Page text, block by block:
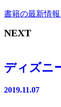
書籍の最新情
NEXT
ディズニ
2019.11.07